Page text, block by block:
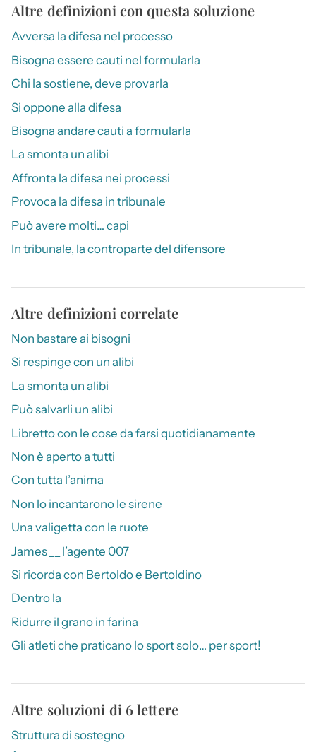
Altre definizioni con questa soluzione
Avversa la difesa nel processo
Bisogna essere cauti nel formularla
Chi la sostiene, deve provarla
Si oppone alla difesa
Bisogna andare cauti a formularla
La smonta un alibi
Affronta la difesa nei processi
Provoca la difesa in tribunale
Può avere molti… capi
In tribunale, la controparte del difensore
Altre definizioni correlate
Non bastare ai bisogni
Si respinge con un alibi
La smonta un alibi
Può salvarli un alibi
Libretto con le cose da farsi quotidianamente
Non è aperto a tutti
Con tutta l’anima
Non lo incantarono le sirene
Una valigetta con le ruote
James __ l’agente 007
Si ricorda con Bertoldo e Bertoldino
Dentro la
Ridurre il grano in farina
Gli atleti che praticano lo sport solo… per sport!
Altre soluzioni di 6 lettere
Struttura di sostegno